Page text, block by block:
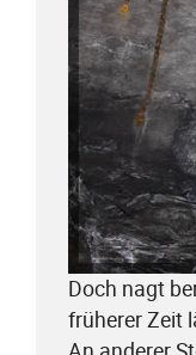
Doch nagt
früherer Zeit